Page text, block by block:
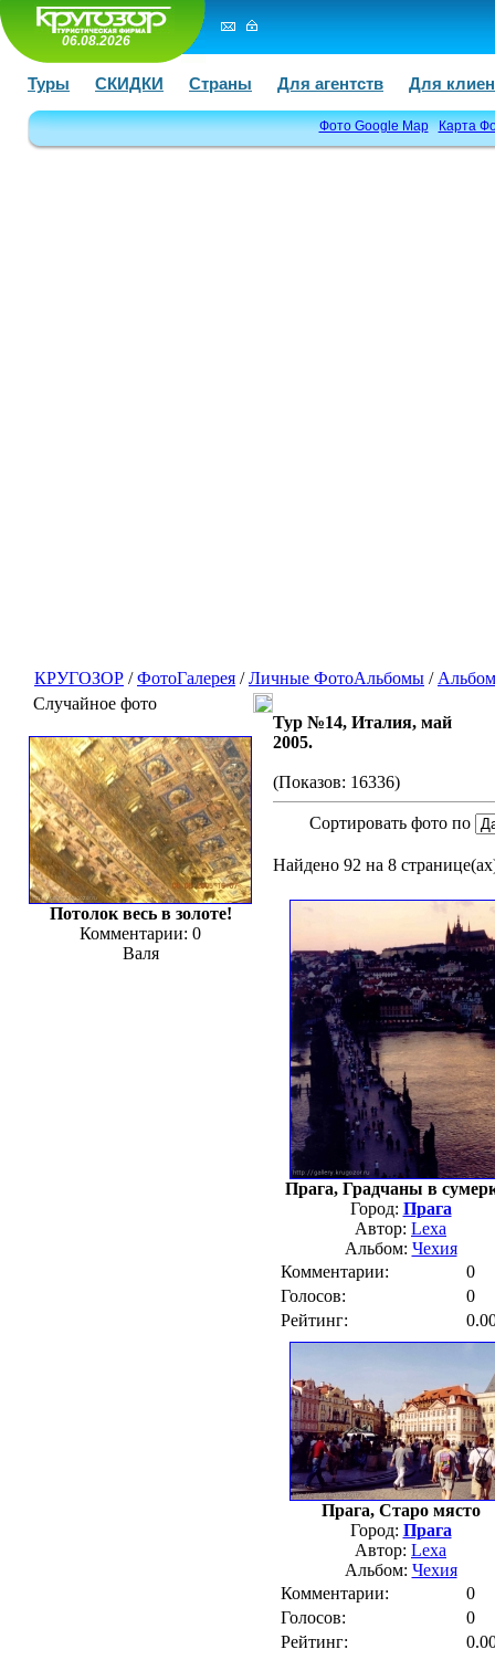
06.08.2026
Туры СКИДКИ Страны Для агентств Для
Фото Google Map Карта
КРУГОЗОР /ФотоГалерея /Личные ФотоАльбомы /
Случайное фото
Потолок весь в золоте!
Комментарии: 0
Валя
Тур №14, Италия, май
2005.
(Показов: 16336)
Сортировать фото по
Найдено 92 на 8
Прага, Градчаны в
Город: Прага
Автор: Lexa
Альбом: Чехия
Комментарии:
0
Голосов:
0
Рейтинг:
Прага, Старо място
Город: Прага
Автор: Lexa
Альбом: Чехия
Комментарии:
0
Голосов:
0
Рейтинг: